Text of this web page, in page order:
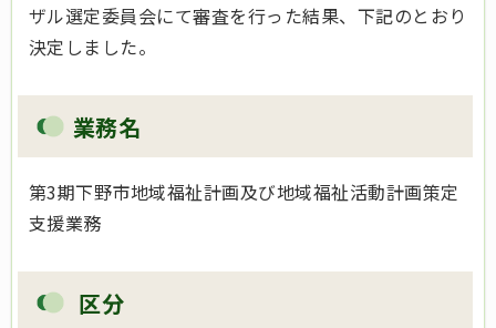
ザル選定委員会にて審査を行った結果、下記のとおり
決定しました。
業務名
第3期下野市地域福祉計画及び地域福祉活動計画策定
支援業務
区分